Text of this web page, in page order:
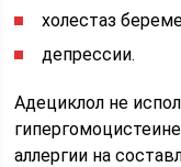
холестаз
депрессии.
Адециклол не
аллергии на